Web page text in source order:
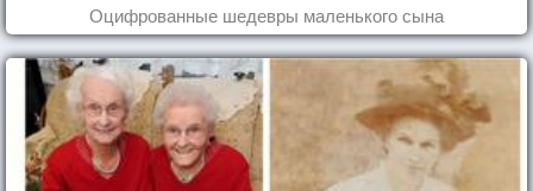
Оцифрованные шедевры маленького сына